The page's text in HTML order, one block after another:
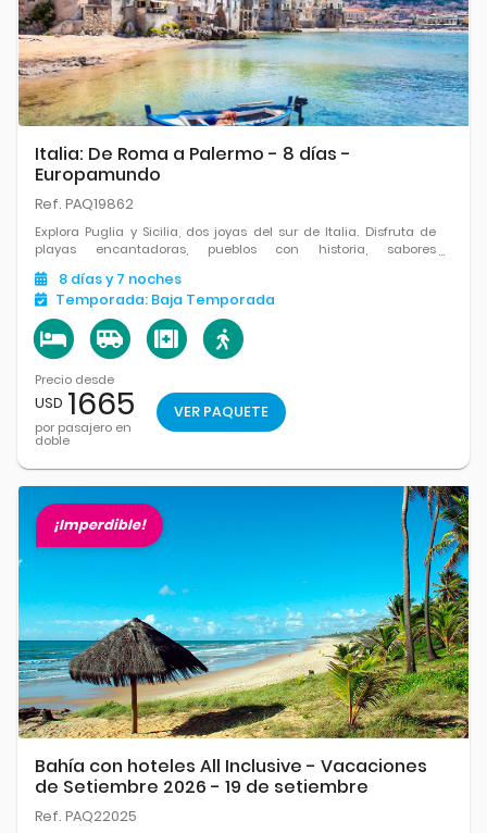
Italia: De Roma a Palermo - 8 días -
Europamundo
Ref. PAQ19862
Explora Puglia y Sicilia, dos joyas del sur de Italia. Disfruta de
playas encantadoras, pueblos con historia, sabores
8 díasy 7 noches
Temporada: Baja Temporada
Precio desde
USD 1665
por pasajero en
doble
VER PAQUETE
¡Imperdible!
Bahía con hoteles All Inclusive - Vacaciones
de Setiembre 2026 - 19 de setiembre
Ref. PAQ22025